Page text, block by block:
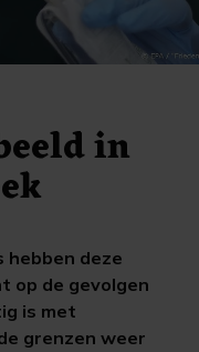
in
hebben deze
op de gevolgen
is met
grenzen weer